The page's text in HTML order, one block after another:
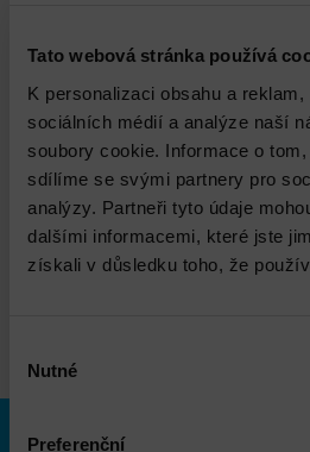
Tato webová stránka používá
K personalizaci obsahu a
sociálních médií a analýze naší
soubory cookie. Informace o
sdílíme se svými partnery pro
analýzy. Partneři tyto údaje
dalšími informacemi, které jste
získali v důsledku toho, že
souhlasu
Nutné
Preferenční
vám mohli připravit na míru
Kombinace filtrů
nebo viditelná